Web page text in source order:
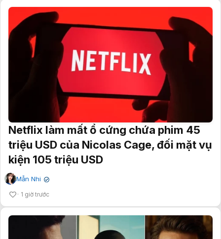
Netflix làm mất ổ cứng chứa phim 45
triệu USD của Nicolas Cage, đối mặt vụ
kiện 105 triệu USD
Mẫn Nhi ✔
1 giờ trước